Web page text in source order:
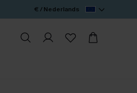
€ / Nederlands